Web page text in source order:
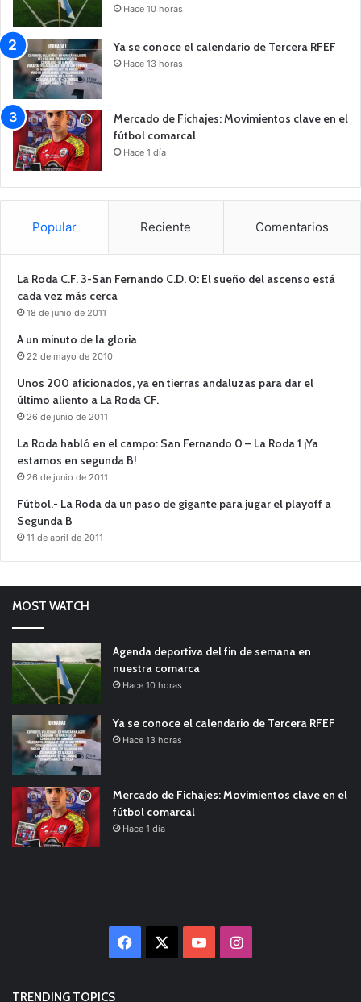
Hace 10 horas
Ya se conoce el calendario de Tercera RFEF
Hace 13 horas
Mercado de Fichajes: Movimientos clave en el
fútbol comarcal
Hace 1 día
Popular Reciente Comentarios
La Roda C.F. 3-San Fernando C.D. 0: El sueño del ascenso está
cada vez más cerca
18 de junio de 2011
A un minuto de la gloria
22 de mayo de 2010
Unos 200 aficionados, ya en tierras andaluzas para dar el
último aliento a La Roda CF.
26 de junio de 2011
La Roda habló en el campo: San Fernando 0 – La Roda 1 ¡Ya
estamos en segunda B!
26 de junio de 2011
Fútbol.- La Roda da un paso de gigante para jugar el playoff a
Segunda B
11 de abril de 2011
MOST WATCH
Agenda deportiva del fin de semana en
nuestra comarca
Hace 10 horas
Ya se conoce el calendario de Tercera RFEF
Hace 13 horas
Mercado de Fichajes: Movimientos clave en el
fútbol comarcal
Hace 1 día
Facebook YouTubeInstagram
TRENDING TOPICS